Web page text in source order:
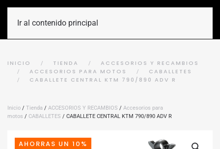
Ir al contenido principal
INICIO TIENDA
ACCESORIOS Y RECAMBIOS
ACCESORIOS PARA MOTOS
CABALLETES
CABALLETE CENTRAL KTM 790/890 ADV R
Inicio / Tienda / ACCESORIOS Y RECAMBIOS / Accesorios para
motos / CABALLETES / CABALLETE CENTRAL KTM 790/890 ADV R
AHORRAS UN 10%